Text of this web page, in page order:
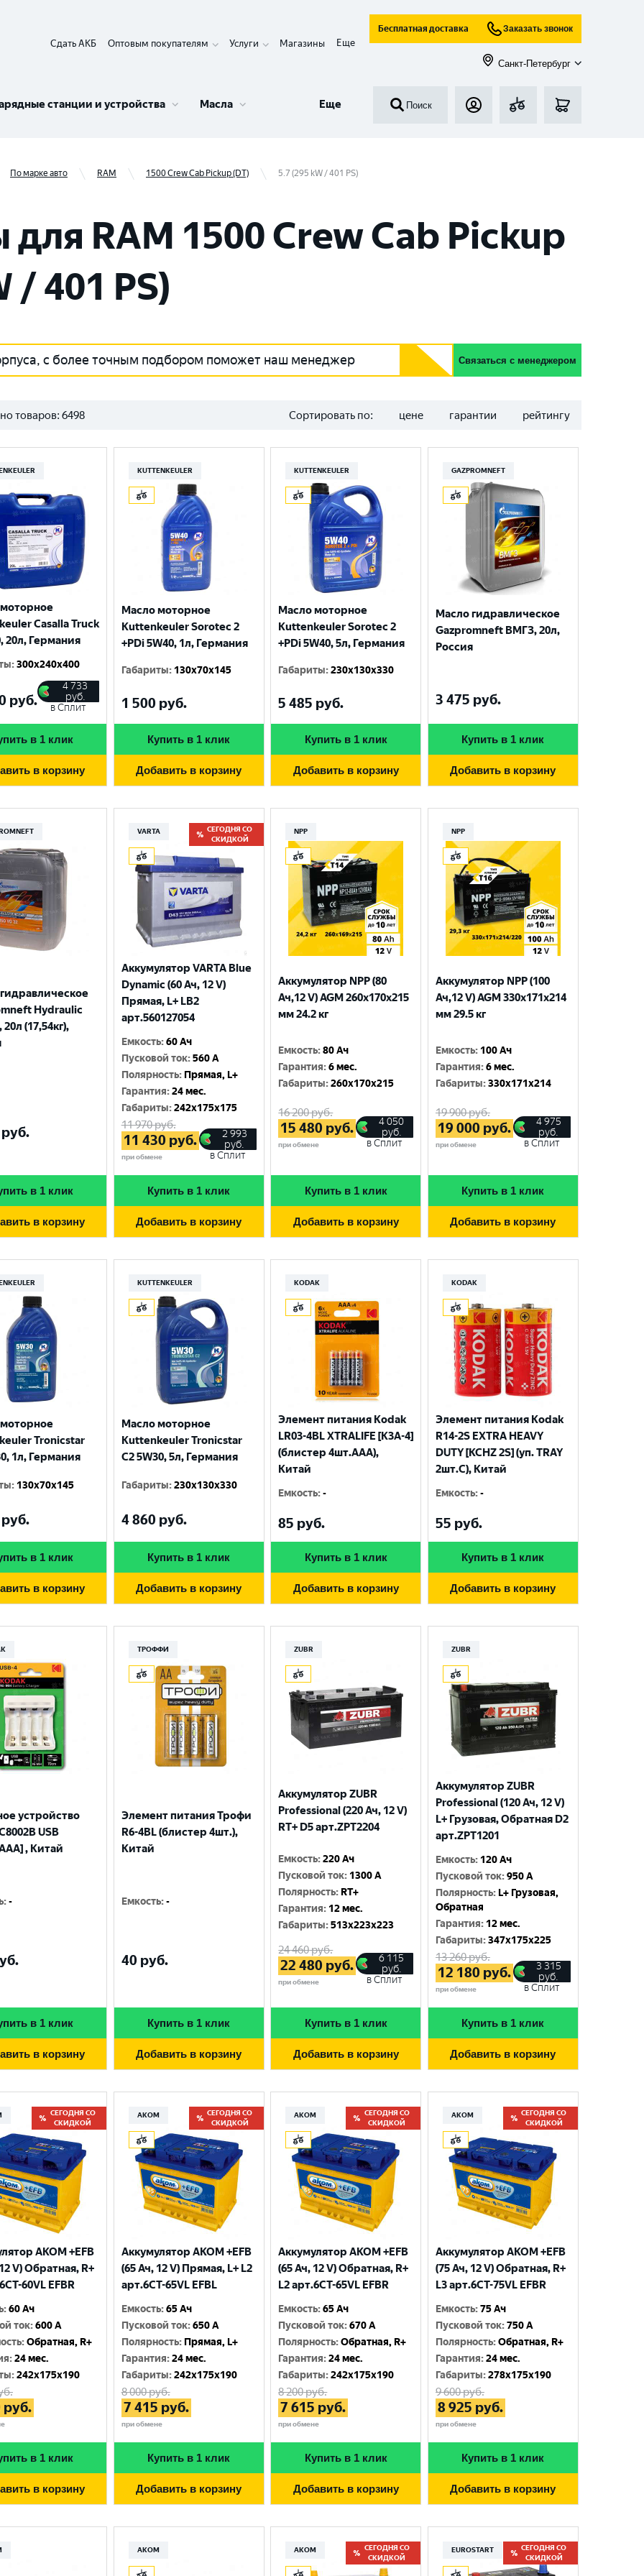
Сдать АКБ Оптовым покупателям Услуги Магазины Еще
Бесплатная доставка Заказать звонок
Санкт-Петербург
станции и устройства Масла Еще Поиск
По марке авто RAM 1500 Crew Cab Pickup (DT) 5.7 (295 kW / 401 PS)
RAM 1500 Crew Cab Pickup
/ 401 PS)
с более точным подбором поможет наш менеджер Связаться с менеджером
товаров: 6498 Сортировать по: цене гарантии рейтингу
Casalla Truck
20л, Германия
:300x240x400
руб.
4 733
руб.
в Сплит
в 1 клик
в корзину
KUTTENKEULER
Масло моторное
Kuttenkeuler Sorotec 2
+PDi 5W40, 1л, Германия
Габариты: 130x70x145
1 500 руб.
Купить в 1 клик
Добавить в корзину
KUTTENKEULER
Масло моторное
Kuttenkeuler Sorotec 2
+PDi 5W40, 5л, Германия
Габариты:230x130x330
5 485 руб.
Купить в 1 клик
Добавить в корзину
GAZPROMNEFT
Масло гидравлическое
Gazpromneft ВМГЗ, 20л,
Россия
3 475 руб.
Купить в 1 клик
Добавить в корзину
Hydraulic
20л (17,54кг),
руб.
в 1 клик
в корзину
VARTA
СЕГОДНЯ СО
СКИДКОЙ
Аккумулятор VARTA Blue
Dynamic (60 Ач, 12 V)
Прямая, L+ LB2
арт.560127054
Емкость:60 Ач
Пусковой ток:560 A
Полярность: Прямая, L+
Гарантия:24 мес.
Габариты:242x175x175
11 970руб.
11 430 руб.
при обмене
2 993
руб.
в Сплит
Купить в 1 клик
Добавить в корзину
NPP
Аккумулятор NPP (80
Ач,12 V) AGM 260x170x215
мм 24.2 кг
Емкость:80 Ач
Гарантия:6 мес.
Габариты:260x170x215
16 200руб.
15 480 руб.
при обмене
4 050
руб.
в Сплит
Купить в 1 клик
Добавить в корзину
NPP
Аккумулятор NPP (100
Ач,12 V) AGM 330x171x214
мм 29.5 кг
Емкость: 100 Ач
Гарантия:6 мес.
Габариты:330x171x214
19 900руб.
19 000 руб.
при обмене
4 975
руб.
в Сплит
Купить в 1 клик
Добавить в корзину
Tronicstar
1л, Германия
: 130x70x145
руб.
в 1 клик
в корзину
KUTTENKEULER
Масло моторное
Kuttenkeuler Tronicstar
C2 5W30, 5л, Германия
Габариты:230x130x330
4 860 руб.
Купить в 1 клик
Добавить в корзину
KODAK
Элемент питания Kodak
LR03-4BL XTRALIFE [K3A-4]
(блистер 4шт.AАА),
Китай
Емкость:-
85 руб.
Купить в 1 клик
Добавить в корзину
KODAK
Элемент питания Kodak
R14-2S EXTRA HEAVY
DUTY [KCHZ 2S] (уп. TRAY
2шт.C), Китай
Емкость:-
55 руб.
Купить в 1 клик
Добавить в корзину
устройство
USB
, Китай
:-
в 1 клик
в корзину
ТРОФФИ
Элемент питания Трофи
R6-4BL (блистер 4шт.),
Китай
Емкость:-
40 руб.
Купить в 1 клик
Добавить в корзину
ZUBR
Аккумулятор ZUBR
Professional (220 Ач, 12 V)
RT+ D5 арт.ZPT2204
Емкость:220 Ач
Пусковой ток: 1300 A
Полярность: RT+
Гарантия: 12 мес.
Габариты:513x223x223
24 460руб.
22 480 руб.
при обмене
6 115
руб.
в Сплит
Купить в 1 клик
Добавить в корзину
ZUBR
Аккумулятор ZUBR
Professional (120 Ач, 12 V)
L+ Грузовая, Обратная D2
арт.ZPT1201
Емкость: 120 Ач
Пусковой ток:950 A
Полярность: L+ Грузовая,
Обратная
Гарантия: 12 мес.
Габариты:347x175x225
13 260руб.
12 180 руб.
при обмене
3 315
руб.
в Сплит
Купить в 1 клик
Добавить в корзину
СЕГОДНЯ СО
СКИДКОЙ
AKOM +EFB
V) Обратная, R+
60VL EFBR
:60 Ач
ток:600 A
:Обратная, R+
:24 мес.
:242x175x190
руб.
в 1 клик
в корзину
АКОМ
СЕГОДНЯ СО
СКИДКОЙ
Аккумулятор AKOM +EFB
(65 Ач, 12 V) Прямая, L+ L2
арт.6СТ-65VL EFBL
Емкость:65 Ач
Пусковой ток:650 A
Полярность: Прямая, L+
Гарантия:24 мес.
Габариты:242x175x190
8 000руб.
7 415 руб.
при обмене
Купить в 1 клик
Добавить в корзину
АКОМ
СЕГОДНЯ СО
СКИДКОЙ
Аккумулятор AKOM +EFB
(65 Ач, 12 V) Обратная, R+
L2 арт.6CT-65VL EFBR
Емкость:65 Ач
Пусковой ток:670 A
Полярность:Обратная, R+
Гарантия:24 мес.
Габариты:242x175x190
8 200руб.
7 615 руб.
при обмене
Купить в 1 клик
Добавить в корзину
АКОМ
СЕГОДНЯ СО
СКИДКОЙ
Аккумулятор AKOM +EFB
(75 Ач, 12 V) Обратная, R+
L3 арт.6СТ-75VL EFBR
Емкость:75 Ач
Пусковой ток:750 A
Полярность:Обратная, R+
Гарантия:24 мес.
Габариты:278x175x190
9 600руб.
8 925 руб.
при обмене
Купить в 1 клик
Добавить в корзину
АКОМ АКОМ
СЕГОДНЯ СО
СКИДКОЙ
EUROSTART
СЕГОДНЯ СО
СКИДКОЙ
Выберите ваш город
Гатчина
Смоленск